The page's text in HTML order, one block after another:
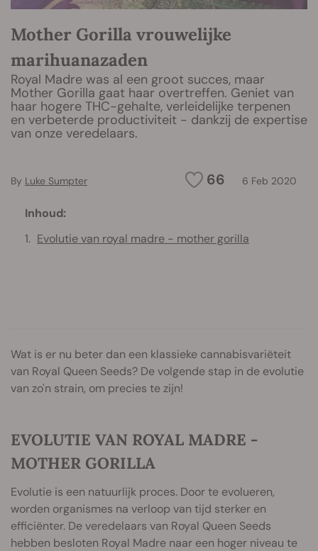
Mother Gorilla vrouwelijke
marihuanazaden
Royal Madre was al een groot succes, maar
Mother Gorilla gaat haar overtreffen. Geniet van
haar hogere THC-gehalte, verleidelijke terpenen
en verbeterde productiviteit - dankzij de expertise
van onze veredelaars.
66 6 Feb 2020
By Luke Sumpter
Inhoud:
Evolutie van royal madre - mother gorilla
Wat is er nu beter dan een klassieke cannabisvariëteit
van Royal Queen Seeds? De volgende stap in de evolutie
van zo'n strain, om precies te zijn!
EVOLUTIE VAN ROYAL MADRE -
MOTHER GORILLA
Evolutie is een natuurlijk proces. Door te evolueren,
worden organismes na verloop van tijd sterker en
efficiënter. De veredelaars van Royal Queen Seeds
hebben besloten Royal Madre naar een hoger niveau te